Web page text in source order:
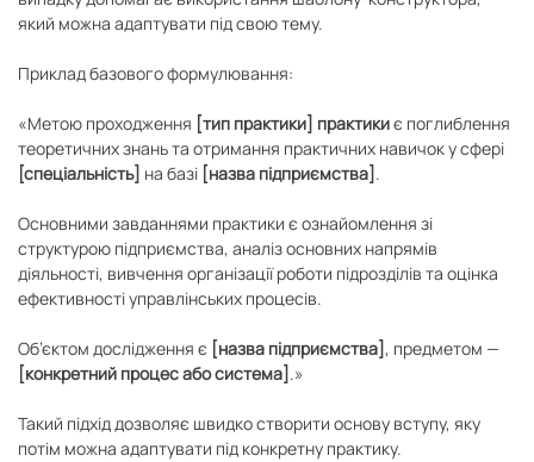
який можна адаптувати під свою тему.
Приклад базового формулювання:
«Метою проходження [тип практики] практикиє поглиблення
теоретичних знань та отримання практичних навичок у сфері
[спеціальність] на базі [назва підприємства] .
Основними завданнями практики є ознайомлення зі
структурою підприємства, аналіз основних напрямів
діяльності, вивчення організації роботи підрозділів та оцінка
ефективності управлінських процесів.
Об’єктом дослідження є [назва підприємства], предметом —
[конкретний процес або система] .»
Такий підхід дозволяє швидко створити основу вступу, яку
потім можна адаптувати під конкретну практику.